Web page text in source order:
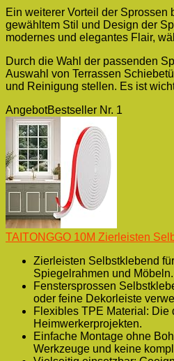
Ein weiterer Vorteil der
gewähltem Stil und Design der
modernes und elegantes Flair,
Durch die Wahl der passenden
Auswahl von Terrassen
und Reinigung stellen. Es ist
AngebotBestseller Nr. 1
TAITONGGO 10M Zierleisten
Zierleisten Selbstklebend
Spiegelrahmen und Möbeln.
Fenstersprossen
oder feine Dekorleiste
Flexibles TPE Material: Die
Heimwerkerprojekten.
Einfache Montage ohne
Werkzeuge und keine